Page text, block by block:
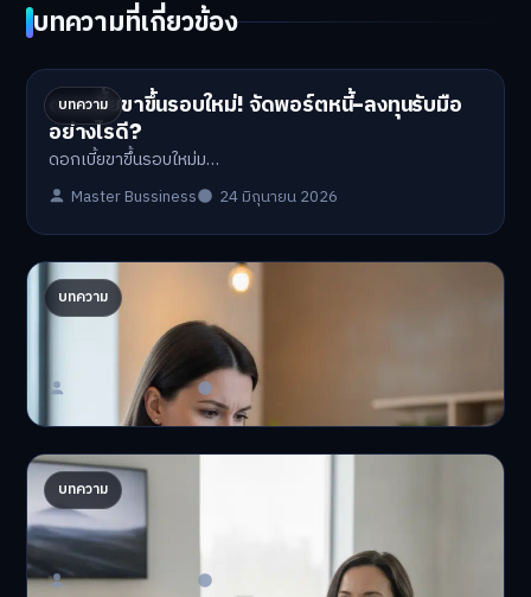
บทความที่เกี่ยวข้อง
บทความ
ดอกเบี้ยขาขึ้นรอบใหม่! จัดพอร์ตหนี้-ลงทุนรับมือ
อย่างไรดี?
ดอกเบี้ยขาขึ้นรอบใหม่ม…
Master Bussiness 24 มิถุนายน 2026
บทความ
ปรับพอร์ตรับ ‘เงินดิจิทัล 2.0’ จัดสรรงบอย่างไรไม่
ให้พัง
'เงินดิจิทัล 2.0' มาแล…
Master Bussiness 23 มิถุนายน 2026
บทความ
AI จัดพอร์ตให้ปัง! เทรนด์ลงทุนยุคใหม่ ไม่ต้องเฝ้า
จอ
AI จัดพอร์ตให้ปัง! หมด…
Master Bussiness 23 มิถุนายน 2026